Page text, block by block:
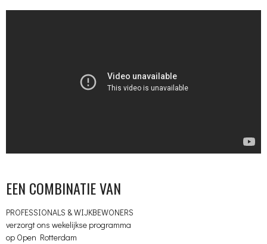
EEN COMBINATIE VAN
PROFESSIONALS & WIJKBEWONERS
verzorgt ons wekelijkse programma
op Open Rotterdam